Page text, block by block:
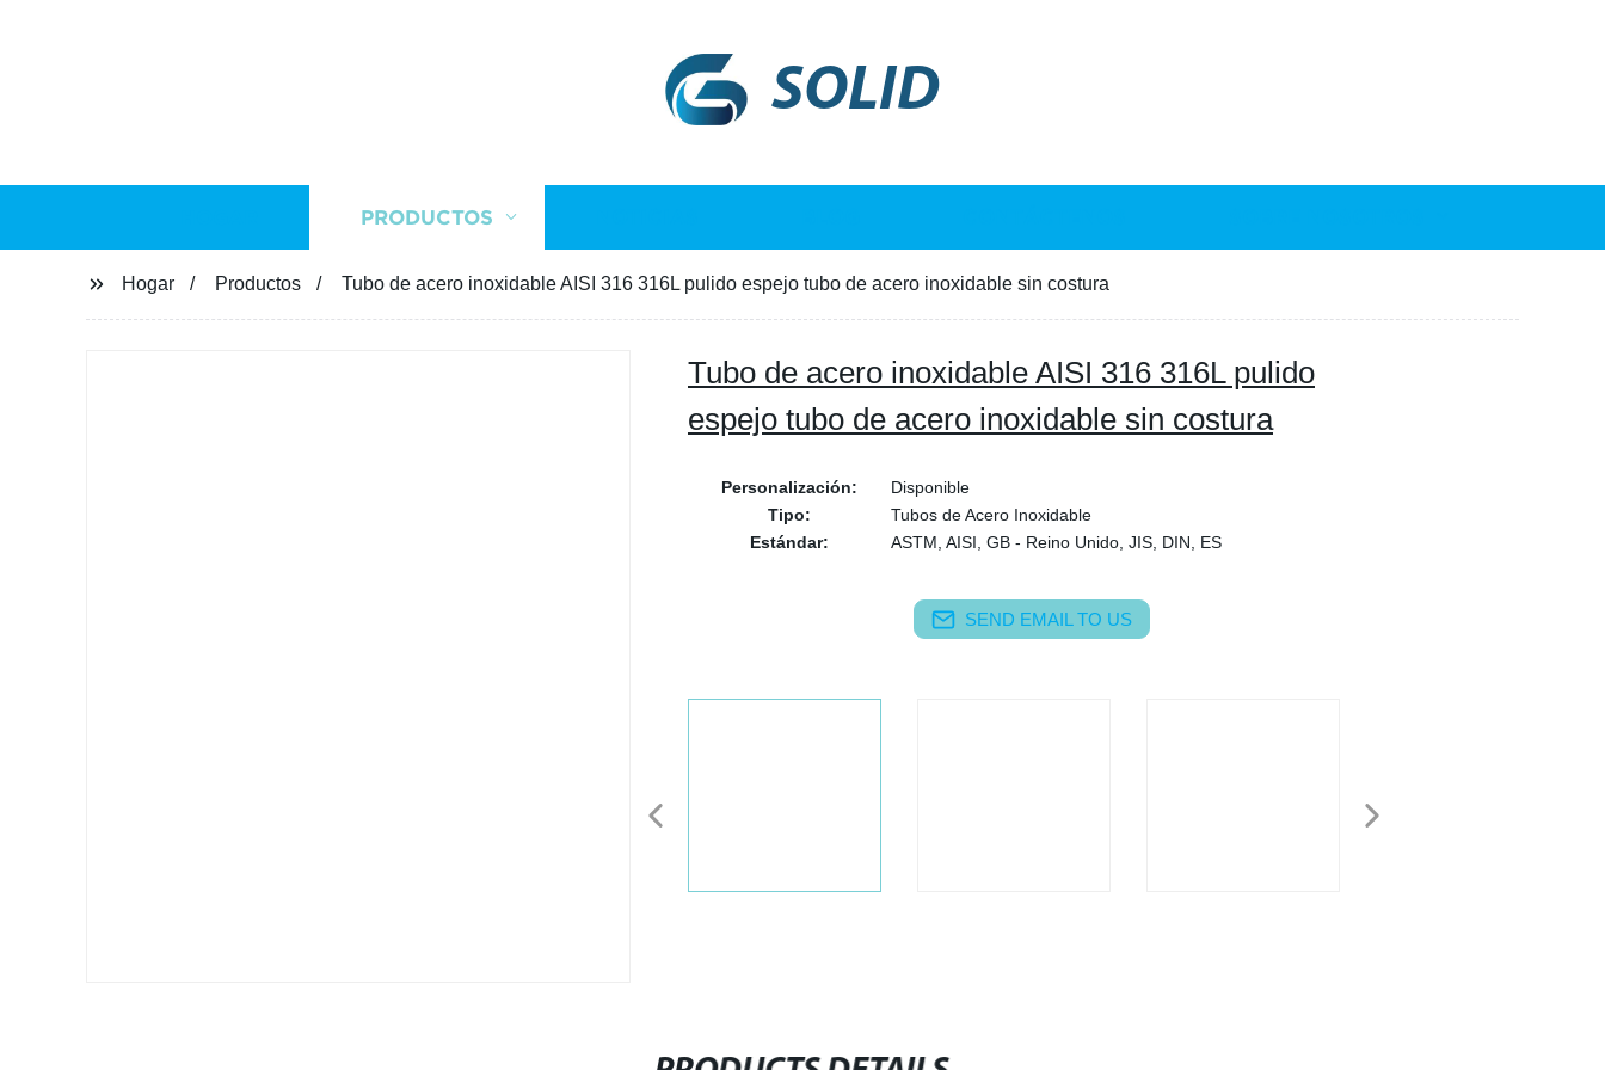
SOLID
PRODUCTOS
Hogar Productos Tubo de acero inoxidable AISI 316 316L pulido espejo tubo de acero inoxidable sin costura
Tubo de acero inoxidable AISI 316 316L pulido
espejo tubo de acero inoxidable sin costura
Personalización:
Disponible
Tipo:
Tubos de Acero Inoxidable
Estándar:
ASTM, AISI, GB - Reino Unido, JIS, DIN, ES
SEND EMAIL TO US